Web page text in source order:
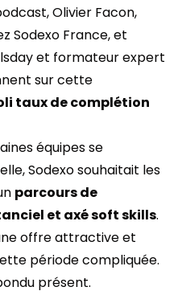
, Olivier Facon,
Sodexo France, et
et formateur expert
sur cette
taux de complétion
équipes se
Sodexo souhaitait les
parcours de
et axé soft skills.
offre attractive et
période compliquée.
présent.